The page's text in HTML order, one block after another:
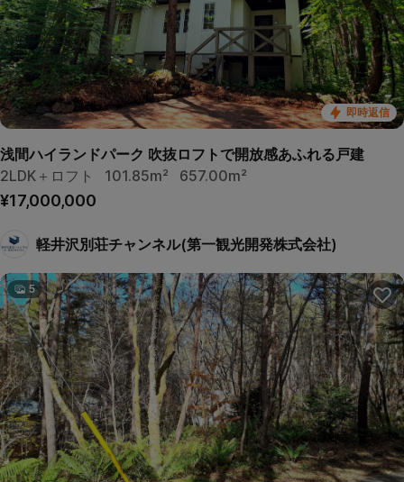
即時返信
浅間ハイランドパーク 吹抜ロフトで開放感あふれる戸建
2LDK＋ロフト
101.85m² 657.00m²
¥17,000,000
軽井沢別荘チャンネル(第一観光開発株式会社)
5